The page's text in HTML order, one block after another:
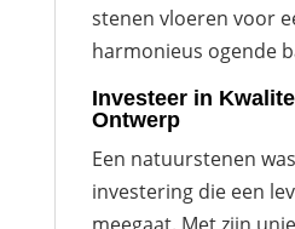
stenen vloeren voor
harmonieus ogende
Investeer in
Ontwerp
Een natuurstenen
investering die een